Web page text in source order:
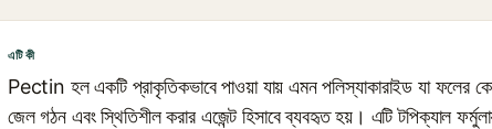
এটি কী
Pectin হল একটি প্রাকৃতিকভাবে পাওয়া যায় এমন পলিস্যাকারাইড যা ফলের
জেল গঠন এবং স্থিতিশীল করার এজেন্ট হিসাবে ব্যবহৃত হয়। এটি টপিক্যাল